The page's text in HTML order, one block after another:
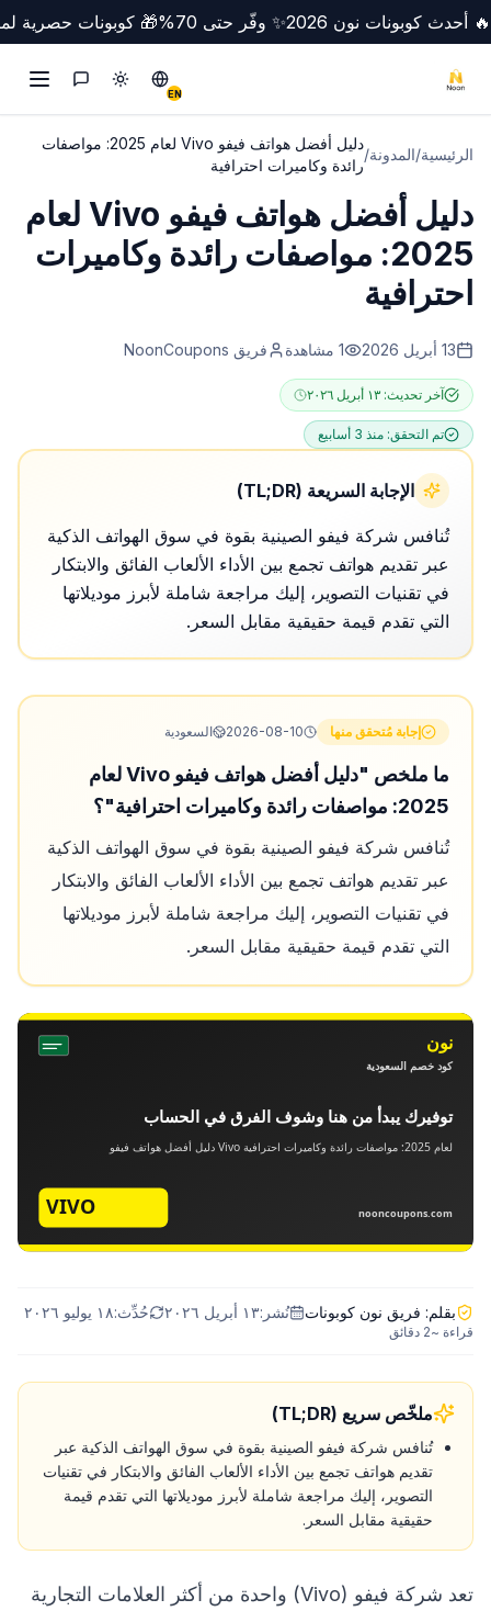
🔥 أحدث كوبونات نون 2026 ✨ وفّر حتى 70% 🎁 كوبونات حصرية
EN
Switch to English
تبديل الوضع
التواصل
الرئيسية/المدونة/
دليل أفضل هواتف فيفو Vivo لعام 2025: مواصفات
رائدة وكاميرات احترافية
دليل أفضل هواتف فيفو Vivo لعام
2025: مواصفات رائدة وكاميرات
احترافية
13 أبريل 2026 1 مشاهدة فريق NoonCoupons
آخر تحديث: ١٣ أبريل ٢٠٢٦
تم التحقق: منذ 3 أسابيع
الإجابة السريعة (TL;DR)
تُنافس شركة فيفو الصينية بقوة في سوق الهواتف الذكية
عبر تقديم هواتف تجمع بين الأداء الألعاب الفائق والابتكار
في تقنيات التصوير، إليك مراجعة شاملة لأبرز موديلاتها
التي تقدم قيمة حقيقية مقابل السعر.
إجابة مُتحقق منها 2026-08-10 السعودية
ما ملخص "دليل أفضل هواتف فيفو Vivo لعام
2025: مواصفات رائدة وكاميرات احترافية"؟
تُنافس شركة فيفو الصينية بقوة في سوق الهواتف الذكية
عبر تقديم هواتف تجمع بين الأداء الألعاب الفائق والابتكار
في تقنيات التصوير، إليك مراجعة شاملة لأبرز موديلاتها
التي تقدم قيمة حقيقية مقابل السعر.
بقلم: فريق نون كوبونات نُشر:١٣ أبريل ٢٠٢٦ حُدِّث:١٨ يوليو ٢٠٢٦
قراءة ~2 دقائق
ملخّص سريع (TL;DR)
تُنافس شركة فيفو الصينية بقوة في سوق الهواتف الذكية عبر
تقديم هواتف تجمع بين الأداء الألعاب الفائق والابتكار في تقنيات
التصوير، إليك مراجعة شاملة لأبرز موديلاتها التي تقدم قيمة
حقيقية مقابل السعر.
تعد شركة فيفو (Vivo) واحدة من أكثر العلامات التجارية